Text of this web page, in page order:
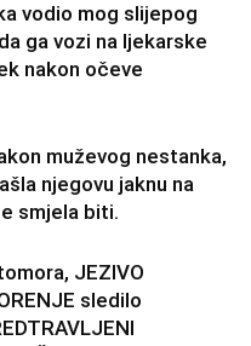
vodio mog slijepog
ga vozi na ljekarske
nakon očeve
muževog nestanka,
njegovu jaknu na
smjela biti.
JEZIVO
sledilo